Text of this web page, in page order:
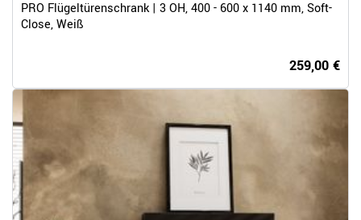
PRO Flügeltürenschrank | 3 OH, 400 - 600 x 1140 mm, Soft-
Close, Weiß
259,00 €